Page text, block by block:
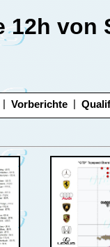
12h von
| Vorberichte |